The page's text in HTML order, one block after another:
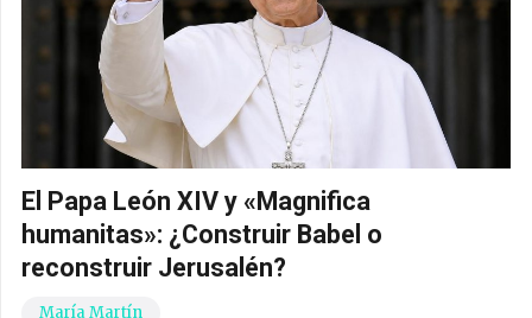
El Papa León XIV y «Magnifica
humanitas»: ¿Construir Babel o
reconstruir Jerusalén?
María Martín